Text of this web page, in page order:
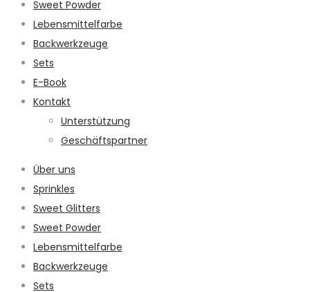
Sweet Powder
Lebensmittelfarbe
Backwerkzeuge
Sets
E-Book
Kontakt
Unterstützung
Geschäftspartner
Über uns
Sprinkles
Sweet Glitters
Sweet Powder
Lebensmittelfarbe
Backwerkzeuge
Sets